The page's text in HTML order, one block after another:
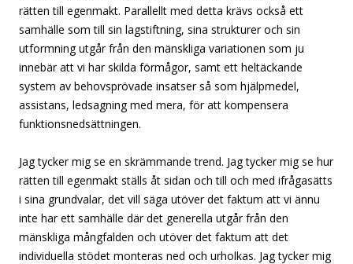
rätten till egenmakt. Parallellt med detta krävs också ett
samhälle som till sin lagstiftning, sina strukturer och sin
utformning utgår från den mänskliga variationen som ju
innebär att vi har skilda förmågor, samt ett heltäckande
system av behovsprövade insatser så som hjälpmedel,
assistans, ledsagning med mera, för att kompensera
funktionsnedsättningen.
Jag tycker mig se en skrämmande trend. Jag tycker mig se hur
rätten till egenmakt ställs åt sidan och till och med ifrågasätts
i sina grundvalar, det vill säga utöver det faktum att vi ännu
inte har ett samhälle där det generella utgår från den
mänskliga mångfalden och utöver det faktum att det
individuella stödet monteras ned och urholkas. Jag tycker mig